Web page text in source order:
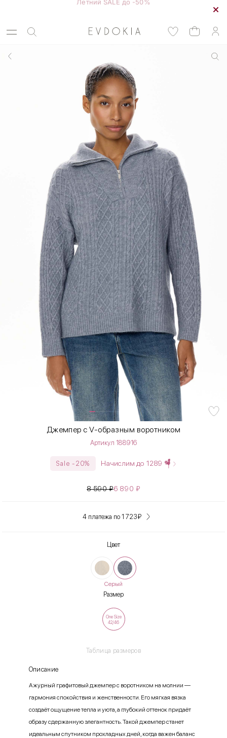
Курьерская доставка по Москве
Джемпер с V-образным воротником
Артикул 188916
Sale -20% Начислим до 1289
8 590₽6 890₽
4 платежа по 1 723₽
Цвет
Серый
Размер
Таблица размеров
One Size
42/46
Описание
Ажурный графитовый джемпер с воротником на молнии —
гармония спокойствия и женственности. Его мягкая вязка
создаёт ощущение тепла и уюта, а глубокий оттенок придаёт
образу сдержанную элегантность. Такой джемпер станет
идеальным спутником прохладных дней, когда важен баланс